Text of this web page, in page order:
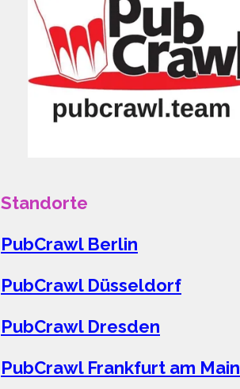
Standorte
PubCrawl Berlin
PubCrawl Düsseldorf
PubCrawl Dresden
PubCrawl Frankfurt am Main